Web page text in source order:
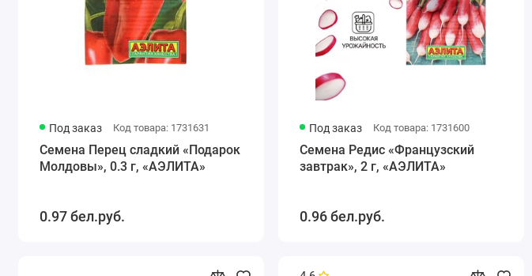
Под заказ Код товара: 1731631
Семена Перец сладкий «Подарок
Молдовы», 0.3 г, «АЭЛИТА»
0.97 бел.руб.
Под заказ Код товара: 1731600
Семена Редис «Французский
завтрак», 2 г, «АЭЛИТА»
0.96 бел.руб.